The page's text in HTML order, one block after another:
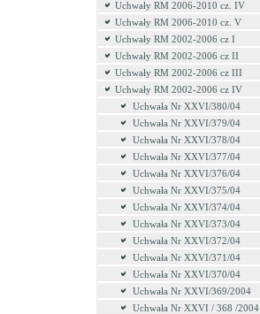
Uchwały RM 2006-2010 cz. IV
Uchwały RM 2006-2010 cz. V
Uchwały RM 2002-2006 cz I
Uchwały RM 2002-2006 cz II
Uchwały RM 2002-2006 cz III
Uchwały RM 2002-2006 cz IV
Uchwała Nr XXVI/380/04
Uchwała Nr XXVI/379/04
Uchwała Nr XXVI/378/04
Uchwała Nr XXVI/377/04
Uchwała Nr XXVI/376/04
Uchwała Nr XXVI/375/04
Uchwała Nr XXVI/374/04
Uchwała Nr XXVI/373/04
Uchwała Nr XXVI/372/04
Uchwała Nr XXVI/371/04
Uchwała Nr XXVI/370/04
Uchwała Nr XXVI/369/2004
Uchwała Nr XXVI / 368 /2004